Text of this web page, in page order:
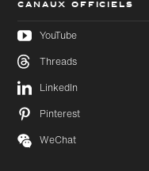
CANAUX OFFICIELS
YouTube
Threads
LinkedIn
Pinterest
WeChat